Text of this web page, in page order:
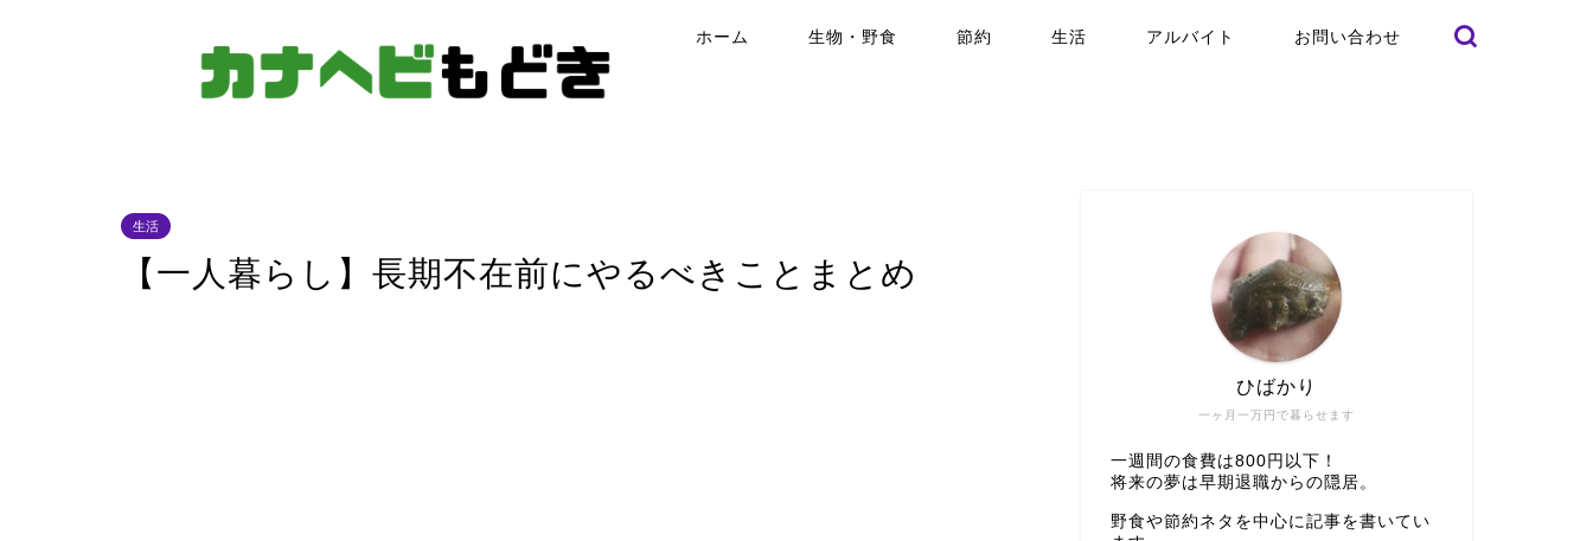
ホーム 生物・野食 節約 生活 アルバイト お問い合わせ
生活
【一人暮らし】長期不在前にやるべきことまとめ
一ヶ月一万円で暮らせます
ひばかり
一週間の食費は800円以下！
将来の夢は早期退職からの隠居。
野食や節約ネタを中心に記事を書いてい